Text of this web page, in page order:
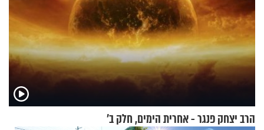
הרב יצחק פנגר - אחרית הימים, חלק ב’